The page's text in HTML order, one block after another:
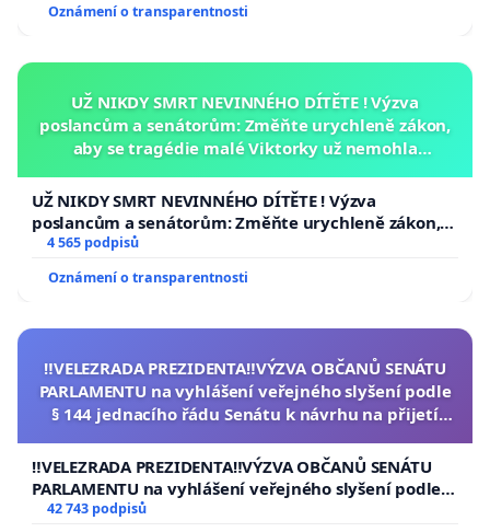
Oznámení o transparentnosti
UŽ NIKDY SMRT NEVINNÉHO DÍTĚTE ! Výzva
poslancům a senátorům: Změňte urychleně zákon,
aby se tragédie malé Viktorky už nemohla
UŽ NIKDY SMRT NEVINNÉHO DÍTĚTE ! Výzva
poslancům a senátorům: Změňte urychleně zákon,
aby se tragédie malé Viktorky už nemohla opakovat!
4 565 podpisů
Oznámení o transparentnosti
‼️VELEZRADA PREZIDENTA‼️VÝZVA OBČANŮ SENÁTU
PARLAMENTU na vyhlášení veřejného slyšení podle
§ 144 jednacího řádu Senátu k návrhu na přijetí
republiky
‼️VELEZRADA PREZIDENTA‼️VÝZVA OBČANŮ SENÁTU
PARLAMENTU na vyhlášení veřejného slyšení podle §
144 jednacího řádu Senátu k návrhu na přijetí
42 743 podpisů